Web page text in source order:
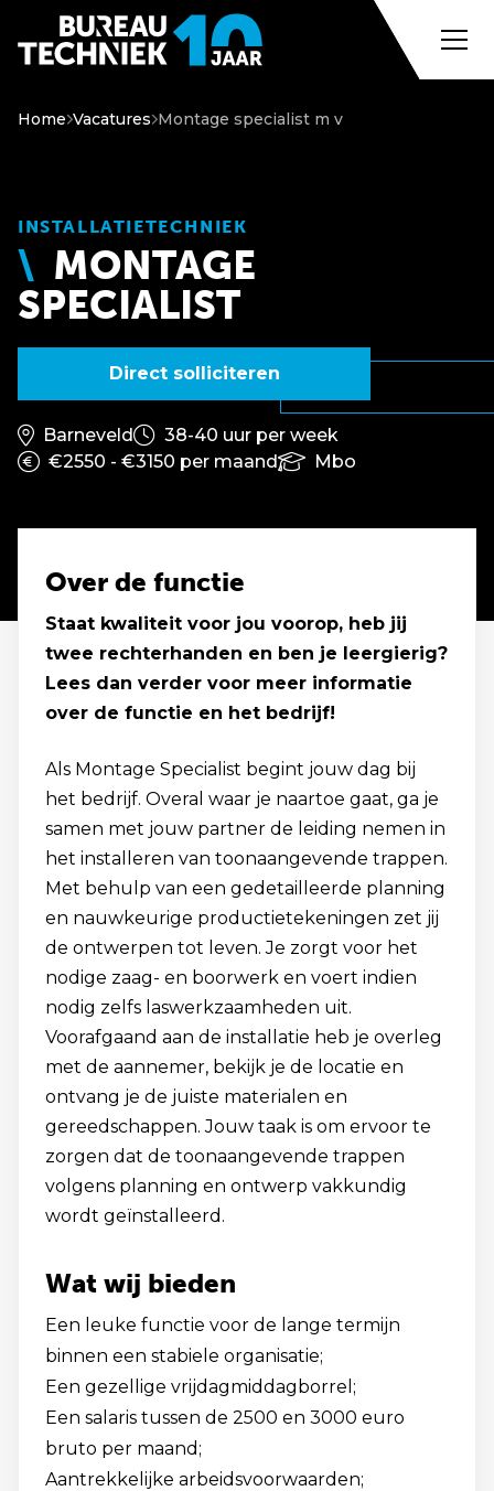
Home Vacatures Montage specialist m v
INSTALLATIETECHNIEK
MONTAGE
SPECIALIST
Direct solliciteren
Barneveld
38-40 uur per week
€2550 - €3150 per maand
Mbo
Over de functie
Staat kwaliteit voor jou voorop, heb jij
twee rechterhanden en ben je leergierig?
Lees dan verder voor meer informatie
over de functie en het bedrijf!
Als Montage Specialist begint jouw dag bij
het bedrijf. Overal waar je naartoe gaat, ga je
samen met jouw partner de leiding nemen in
het installeren van toonaangevende trappen.
Met behulp van een gedetailleerde planning
en nauwkeurige productietekeningen zet jij
de ontwerpen tot leven. Je zorgt voor het
nodige zaag- en boorwerk en voert indien
nodig zelfs laswerkzaamheden uit.
Voorafgaand aan de installatie heb je overleg
met de aannemer, bekijk je de locatie en
ontvang je de juiste materialen en
gereedschappen. Jouw taak is om ervoor te
zorgen dat de toonaangevende trappen
volgens planning en ontwerp vakkundig
wordt geïnstalleerd.
Wat wij bieden
Een leuke functie voor de lange termijn
binnen een stabiele organisatie;
Een gezellige vrijdagmiddagborrel;
Een salaris tussen de 2500 en 3000 euro
bruto per maand;
Aantrekkelijke arbeidsvoorwaarden;